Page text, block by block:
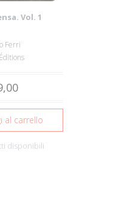
Vol. 1
Ferri
al carrello
disponibili